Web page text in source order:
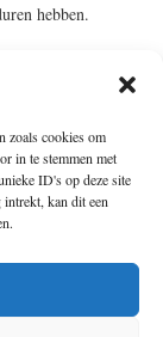
zoals cookies om
in te stemmen met
ID's op deze site
kan dit een
hebben.